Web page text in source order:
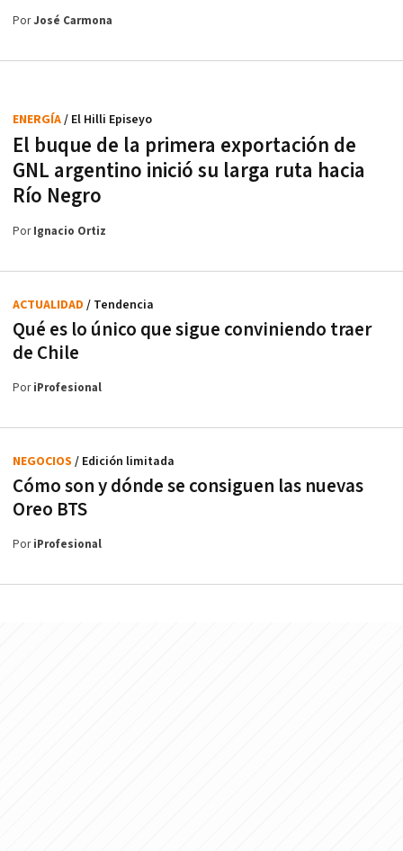
PorJosé Carmona
El buque de la primera exportación de
GNL argentino inició su larga ruta hacia
Río Negro
ENERGÍA/ El Hilli Episeyo
PorIgnacio Ortiz
Qué es lo único que sigue conviniendo traer
de Chile
ACTUALIDAD / Tendencia
PoriProfesional
Cómo son y dónde se consiguen las nuevas
Oreo BTS
NEGOCIOS / Edición limitada
PoriProfesional